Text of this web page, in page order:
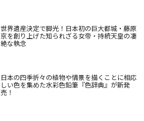
世界遺産決定で脚光！日本初の巨大都城・藤原
京を創り上げた知られざる女帝・持統天皇の凄
絶な執念
日本の四季折々の植物や情景を描くことに相応
しい色を集めた水彩色鉛筆『色辞典』が新発
売！